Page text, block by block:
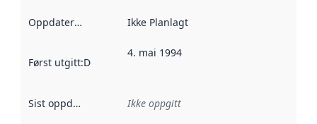
Oppdateringsfrekvens :
Ikke Planlagt
Først utgitt:Denne datoen sier når dataene i dette
4. mai 1994
Sist oppdatert Ikke oppgitt